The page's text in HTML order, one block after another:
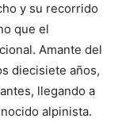
y su recorrido
que el
Amante del
diecisiete años,
llegando a
alpinista.